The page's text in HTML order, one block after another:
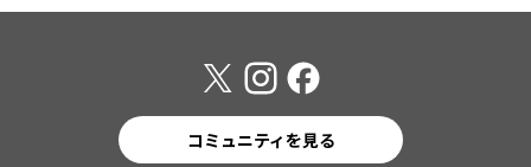
コミュニティを見る